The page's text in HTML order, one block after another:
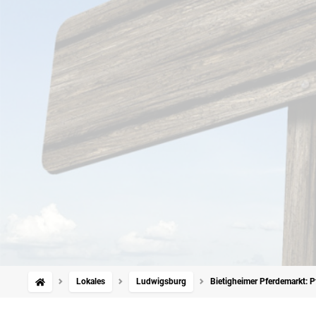
Lokales Ludwigsburg Bietigheimer Pferdemarkt: